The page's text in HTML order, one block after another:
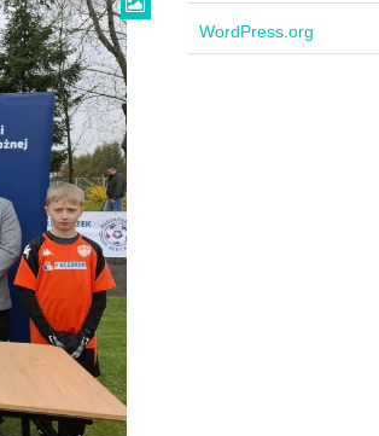
WordPress.org